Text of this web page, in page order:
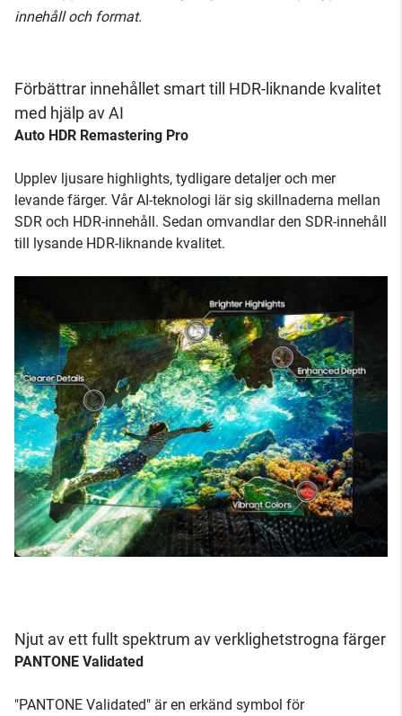
innehåll och format.
Förbättrar innehållet smart till HDR-liknande kvalitet
med hjälp av AI
Auto HDR Remastering Pro
Upplev ljusare highlights, tydligare detaljer och mer
levande färger. Vår AI-teknologi lär sig skillnaderna mellan
SDR och HDR-innehåll. Sedan omvandlar den SDR-innehåll
till lysande HDR-liknande kvalitet.
Njut av ett fullt spektrum av verklighetstrogna färger
PANTONE Validated
"PANTONE Validated" är en erkänd symbol för